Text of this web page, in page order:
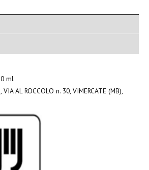
ml
AL ROCCOLO n. 30, VIMERCATE (MB),